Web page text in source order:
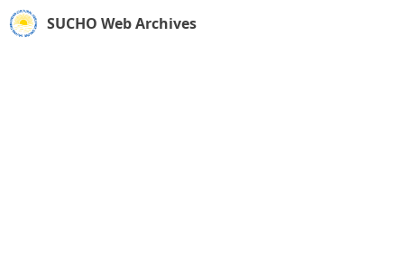
SUCHO Web Archives